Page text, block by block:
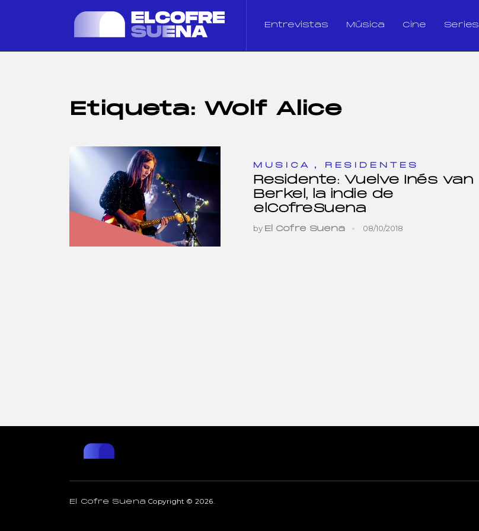
Entrevistas Música Cine Series
Etiqueta: Wolf Alice
MUSICA , RESIDENTES
Residente: Vuelve Inés van
Berkel, la indie de
elCofreSuena
by El Cofre Suena 08/10/2018
El Cofre Suena Copyright © 2026.